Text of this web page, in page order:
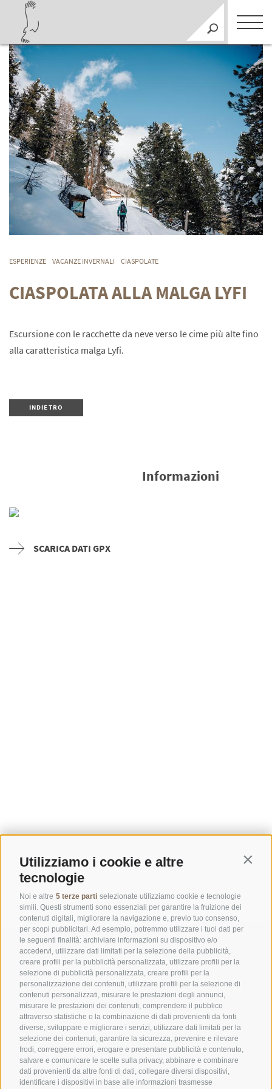
Utilizziamo i cookie e altre
tecnologie
Noi e altre 5 terze parti selezionate utilizziamo cookie e tecnologie
simili. Questi strumenti sono essenziali per garantire la fruizione dei
contenuti digitali, migliorare la navigazione e, previo tuo consenso,
per scopi pubblicitari. Ad esempio, potremmo utilizzare i tuoi dati per
le seguenti finalità: archiviare informazioni su dispositivo e/o
accedervi, utilizzare dati limitati per la selezione della pubblicità,
creare profili per la pubblicità personalizzata, utilizzare profili per la
selezione di pubblicità personalizzata, creare profili per la
personalizzazione dei contenuti, utilizzare profili per la selezione di
contenuti personalizzati, misurare le prestazioni degli annunci,
misurare le prestazioni dei contenuti, comprendere il pubblico
attraverso statistiche o la combinazione di dati provenienti da fonti
diverse, sviluppare e migliorare i servizi, utilizzare dati limitati per la
selezione dei contenuti, garantire la sicurezza, prevenire e rilevare
frodi, correggere errori, erogare e presentare pubblicità e contenuto,
salvare e comunicare le scelte sulla privacy, abbinare e combinare
dati provenienti da altre fonti di dati, collegare diversi dispositivi,
identificare i dispositivi in base alle informazioni trasmesse
ESPERIENZE VACANZE INVERNALI CIASPOLATE
CIASPOLATA ALLA MALGA LYFI
Escursione con le racchette da neve verso le cime più alte fino
alla caratteristica malga Lyfi.
INDIETRO
Informazioni
SCARICA DATI GPX
UFFICIO PER IL PARCO NAZIONALE DELLO STELVIO
SOCIAL MEDIA POLICY | CREDITS | MAPPA DEL SITO | COOKIE POLICY | PRIVACY
Preferenze Cookies